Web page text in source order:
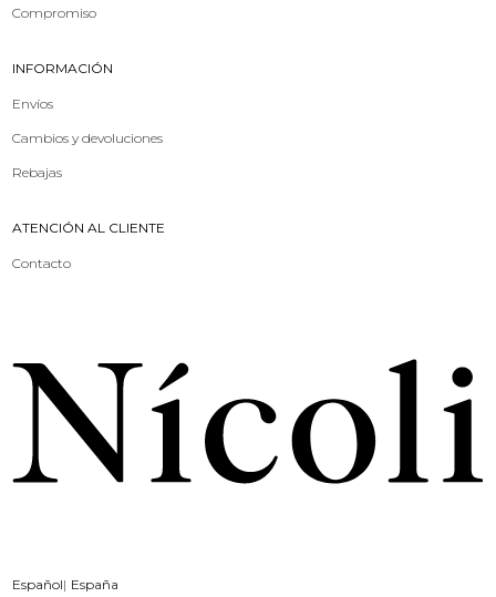
Compromiso
INFORMACIÓN
Envíos
Cambios y devoluciones
Rebajas
ATENCIÓN AL CLIENTE
Contacto
Español España